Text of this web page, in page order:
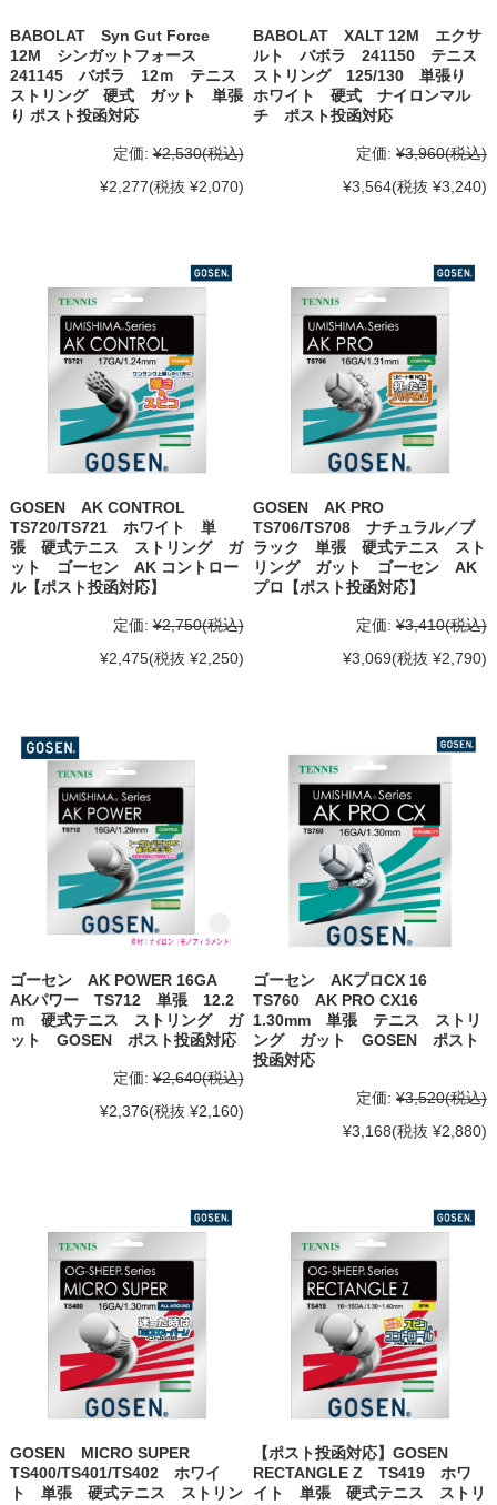
BABOLAT Syn Gut Force
12M シンガットフォース
241145 バボラ 12ｍ テニス
ストリング 硬式 ガット 単張
り ポスト投函対応
定価: ¥2,530(税込)
¥2,277(税抜 ¥2,070)
BABOLAT XALT 12M エクサ
ルト バボラ 241150 テニス
ストリング 125/130 単張り
ホワイト 硬式 ナイロンマル
チ ポスト投函対応
定価: ¥3,960(税込)
¥3,564(税抜 ¥3,240)
GOSEN AK CONTROL
TS720/TS721 ホワイト 単
張 硬式テニス ストリング ガ
ット ゴーセン AK コントロー
ル【ポスト投函対応】
定価: ¥2,750(税込)
¥2,475(税抜 ¥2,250)
GOSEN AK PRO
TS706/TS708 ナチュラル／ブ
ラック 単張 硬式テニス スト
リング ガット ゴーセン AK
プロ【ポスト投函対応】
定価: ¥3,410(税込)
¥3,069(税抜 ¥2,790)
ゴーセン AK POWER 16GA
AKパワー TS712 単張 12.2
ｍ 硬式テニス ストリング ガ
ット GOSEN ポスト投函対応
定価: ¥2,640(税込)
¥2,376(税抜 ¥2,160)
ゴーセン AKプロCX 16
TS760 AK PRO CX16
1.30mm 単張 テニス ストリ
ング ガット GOSEN ポスト
投函対応
定価: ¥3,520(税込)
¥3,168(税抜 ¥2,880)
GOSEN MICRO SUPER
TS400/TS401/TS402 ホワイ
ト 単張 硬式テニス ストリン
【ポスト投函対応】GOSEN
RECTANGLE Z TS419 ホワ
イト 単張 硬式テニス ストリ